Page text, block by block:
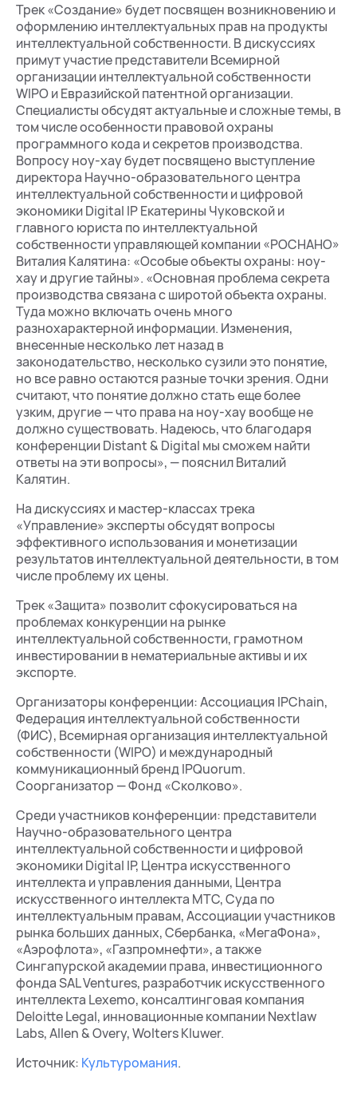
Трек «Создание» будет посвящен возникновению и
оформлению интеллектуальных прав на продукты
интеллектуальной собственности. В дискуссиях
примут участие представители Всемирной
организации интеллектуальной собственности
WIPO и Евразийской патентной организации.
Специалисты обсудят актуальные и сложные темы, в
том числе особенности правовой охраны
программного кода и секретов производства.
Вопросу ноу-хау будет посвящено выступление
директора Научно-образовательного центра
интеллектуальной собственности и цифровой
экономики Digital IP Екатерины Чуковской и
главного юриста по интеллектуальной
собственности управляющей компании «РОСНАНО»
Виталия Калятина: «Особые объекты охраны: ноу-
хау и другие тайны». «Основная проблема секрета
производства связана с широтой объекта охраны.
Туда можно включать очень много
разнохарактерной информации. Изменения,
внесенные несколько лет назад в
законодательство, несколько сузили это понятие,
но все равно остаются разные точки зрения. Одни
считают, что понятие должно стать еще более
узким, другие — что права на ноу-хау вообще не
должно существовать. Надеюсь, что благодаря
конференции Distant & Digital мы сможем найти
ответы на эти вопросы», — пояснил Виталий
Калятин.
На дискуссиях и мастер-классах трека
«Управление» эксперты обсудят вопросы
эффективного использования и монетизации
результатов интеллектуальной деятельности, в том
числе проблему их цены.
Трек «Защита» позволит сфокусироваться на
проблемах конкуренции на рынке
интеллектуальной собственности, грамотном
инвестировании в нематериальные активы и их
экспорте.
Организаторы конференции: Ассоциация IPChain,
Федерация интеллектуальной собственности
(ФИС), Всемирная организация интеллектуальной
собственности (WIPO) и международный
коммуникационный бренд IPQuorum.
Соорганизатор — Фонд «Сколково».
Среди участников конференции: представители
Научно-образовательного центра
интеллектуальной собственности и цифровой
экономики Digital IP, Центра искусственного
интеллекта и управления данными, Центра
искусственного интеллекта МТС, Суда по
интеллектуальным правам, Ассоциации участников
рынка больших данных, Сбербанка, «МегаФона»,
«Аэрофлота», «Газпромнефти», а также
Сингапурской академии права, инвестиционного
фонда SAL Ventures, разработчик искусственного
интеллекта Lexemo, консалтинговая компания
Deloitte Legal, инновационные компании Nextlaw
Labs, Allen & Overy, Wolters Kluwer.
Источник: Культуромания.